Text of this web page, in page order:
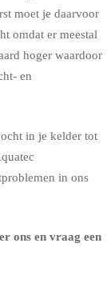
moet je daarvoor
omdat er meestal
hoger waardoor
en
in je kelder tot
in ons
ons en vraag een